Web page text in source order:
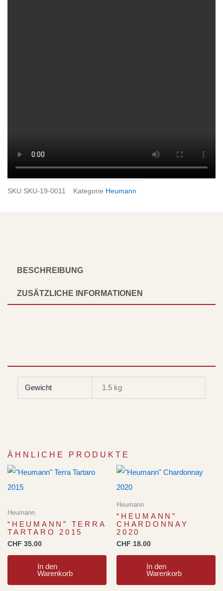
SKU SKU-19-0011 Kategorie Heumann
BESCHREIBUNG
ZUSÄTZLICHE INFORMATIONEN
Gewicht 1.5 kg
ÄHNLICHE PRODUKTE
Heumann
“HEUMANN” TERRA
TARTARO 2015
CHF 35.00
In den
Warenkorb
Heumann
“HEUMANN”
CHARDONNAY
2020
CHF 18.00
In den
Warenkorb